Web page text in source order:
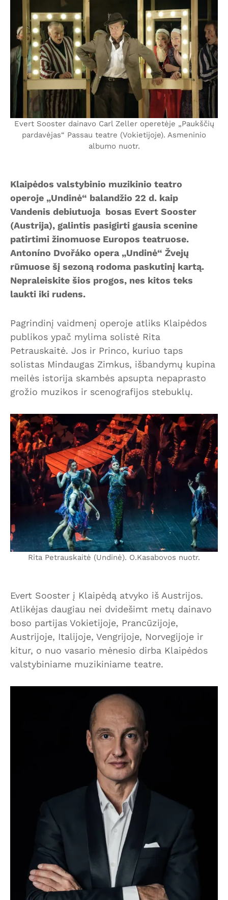
Evert Sooster dainavo Carl Zeller operetėje „Paukščių
pardavėjas“ Passau teatre (Vokietijoje). Asmeninio
albumo nuotr.
Klaipėdos valstybinio muzikinio teatro
operoje „Undinė“ balandžio 22 d. kaip
Vandenis debiutuoja bosas Evert Sooster
(Austrija), galintis pasigirti gausia scenine
patirtimi žinomuose Europos teatruose.
Antoníno Dvořáko opera „Undinė“ Žvejų
rūmuose šį sezoną rodoma paskutinį kartą.
Nepraleiskite šios progos, nes kitos teks
laukti iki rudens.
Pagrindinį vaidmenį operoje atliks Klaipėdos
publikos ypač mylima solistė Rita
Petrauskaitė. Jos ir Princo, kuriuo taps
solistas Mindaugas Zimkus, išbandymų kupina
meilės istorija skambės apsupta nepaprasto
grožio muzikos ir scenografijos stebuklų.
Rita Petrauskaitė (Undinė). O.Kasabovos nuotr.
Evert Sooster į Klaipėdą atvyko iš Austrijos.
Atlikėjas daugiau nei dvidešimt metų dainavo
boso partijas Vokietijoje, Prancūzijoje,
Austrijoje, Italijoje, Vengrijoje, Norvegijoje ir
kitur, o nuo vasario mėnesio dirba Klaipėdos
valstybiniame muzikiniame teatre.